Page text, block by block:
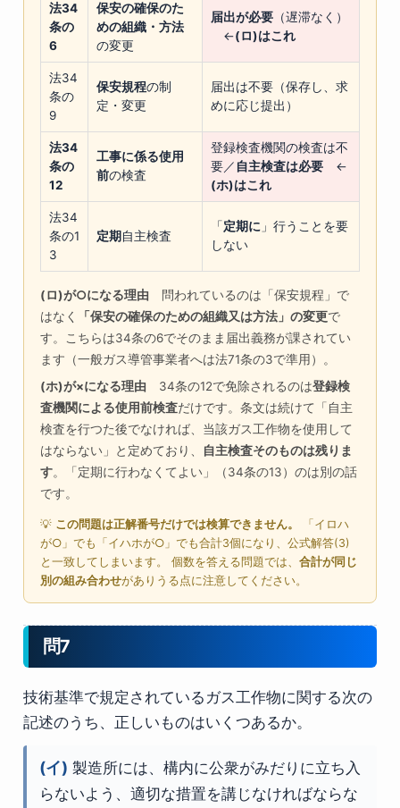
法34
条の
6
保安の確保のた
めの組織・方法
の変更
届出が必要（遅滞なく）
←(ロ)はこれ
法34
条の
9
保安規程の制
定・変更
届出は不要（保存し、求
めに応じ提出）
法34
条の
12
工事に係る使用
前の検査
登録検査機関の検査は不
要／ 自主検査は必要←
(ホ)はこれ
法34
条の1
3
定期 自主検査
「定期に」行うことを要
しない
(ロ)が○になる理由 問われているのは「保安規程」で
はなく
「保安の確保のための組織又は方法」の変更で
す。こちらは34条の6でそのまま届出義務が課されてい
ます（一般ガス導管事業者へは法71条の3で準用）。
(ホ)が×になる理由 34条の12で免除されるのは登録検
査機関による使用前検査だけです。条文は続けて「自主
検査を行つた後でなければ、当該ガス工作物を使用して
はならない」と定めており、
自主検査そのものは残りま
す。「定期に行わなくてよい」（34条の13）のは別の話
です。
💡 この問題は正解番号だけでは検算できません。
「イロハ
が○」でも「イハホが○」でも合計3個になり、公式解答(3)
と一致してしまいます。 個数を答える問題では、 合計が同じ
別の組み合わせがありうる点に注意してください。
問7
技術基準で規定されているガス工作物に関する次の
記述のうち、正しいものはいくつあるか。
(イ) 製造所には、構内に公衆がみだりに立ち入
らないよう、適切な措置を講じなければならな